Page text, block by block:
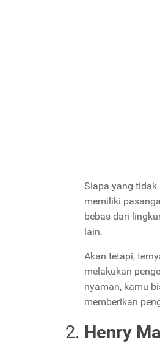
Siapa yang tidak
memiliki
bebas dari
lain.
Akan tetapi,
melakukan
nyaman, kamu
memberikan
Henry